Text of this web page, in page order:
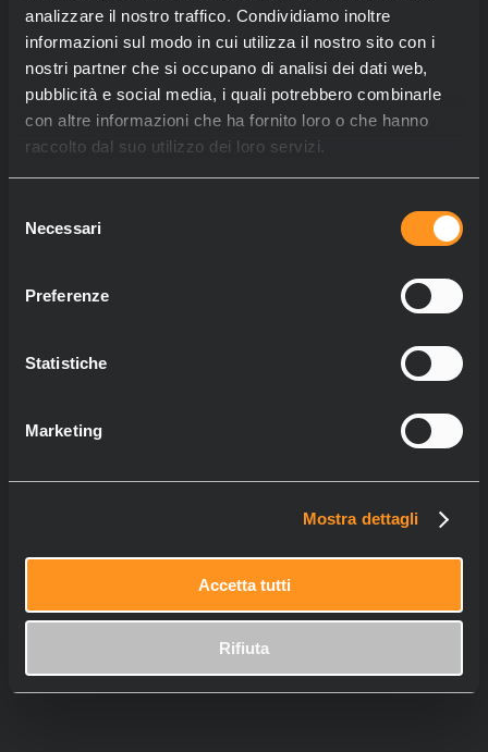
analizzare il nostro traffico. Condividiamo inoltre
informazioni sul modo in cui utilizza il nostro sito con i
nostri partner che si occupano di analisi dei dati web,
pubblicità e social media, i quali potrebbero combinarle
con altre informazioni che ha fornito loro o che hanno
raccolto dal suo utilizzo dei loro servizi.
delNecessari
Preferenze
Statistiche
Marketing
Mostra dettagli
Accetta tutti
Rifiuta